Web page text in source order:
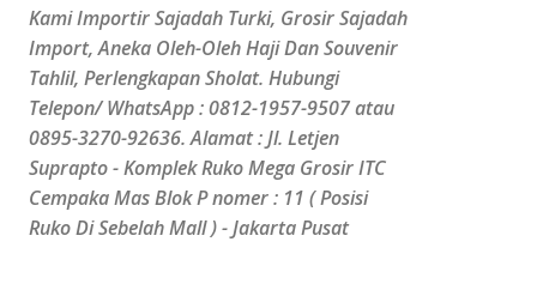
Kami Importir Sajadah Turki, Grosir Sajadah
Import, Aneka Oleh-Oleh Haji Dan Souvenir
Tahlil, Perlengkapan Sholat. Hubungi
Telepon/ WhatsApp : 0812-1957-9507 atau
0895-3270-92636. Alamat : Jl. Letjen
Suprapto - Komplek Ruko Mega Grosir ITC
Cempaka Mas Blok P nomer : 11 ( Posisi
Ruko Di Sebelah Mall ) - Jakarta Pusat